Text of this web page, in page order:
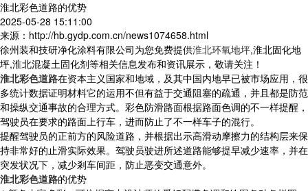
淮北彩色道路的优势
2025-05-28 15:11:00
来源：http://hb.gydp.com.cn/news1074658.html
徐州装和技研净化涂料有限公司为您免费提供淮北环氧地坪,淮北固化地
坪,淮北混凝土固化剂等相关信息发布和资讯展示，敬请关注！
淮北彩色道路在资本主义国家和地域，及其中国内地早已被市场应用，很
多统计数据证明材料它的运用不但有益于交通阻塞的疏通，并且都是防范
和操纵交通事故的合理方式。彩色防滑路面根据路面色调的不一样提醒，
驾驶员在要求的路面上行车，进而防止了不一样车子的混行。
提醒驾驶员的正前方的风险道路，并根据出示高滑动摩擦力的结构层来保
持非常好的止滑实际效果。驾驶员驶进所述道路能够提早减少速率，并在
突发状况下，减少剎车间距，防止恶变交通意外。
淮北彩色道路的优势